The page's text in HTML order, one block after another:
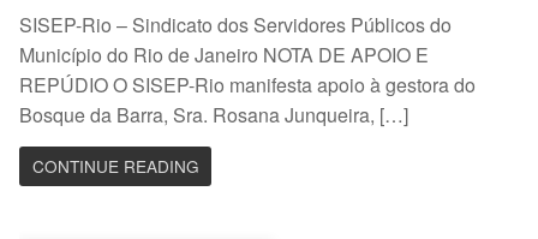
SISEP-Rio – Sindicato dos Servidores Públicos do
Município do Rio de Janeiro NOTA DE APOIO E
REPÚDIO O SISEP-Rio manifesta apoio à gestora do
Bosque da Barra, Sra. Rosana Junqueira, […]
CONTINUE READING